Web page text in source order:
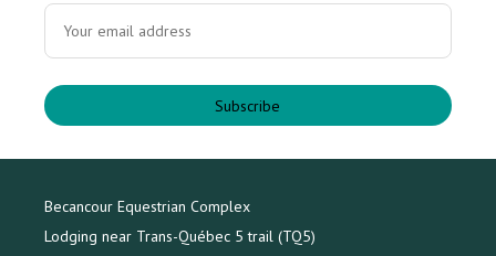
Subscribe
Becancour Equestrian Complex
Lodging near Trans-Québec 5 trail (TQ5)